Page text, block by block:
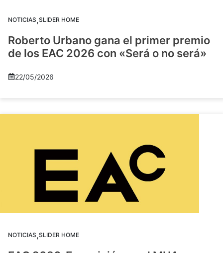
NOTICIAS,SLIDER HOME
Roberto Urbano gana el primer premio
de los EAC 2026 con «Será o no será»
22/05/2026
NOTICIAS,SLIDER HOME